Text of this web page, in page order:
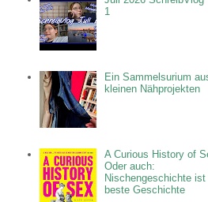
1
Ein Sammelsurium
kleinen Nähprojekten
A Curious History of
Oder auch:
Nischengeschichte ist
beste Geschichte